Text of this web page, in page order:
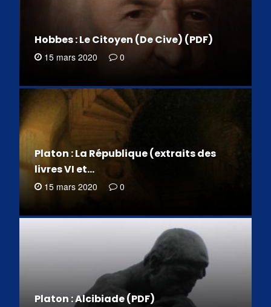
Hobbes : Le Citoyen (De Cive) (PDF)
15 mars 2020 0
Platon : La République (extraits des
livres VI et…
15 mars 2020 0
Platon : Alcibiade (PDF)